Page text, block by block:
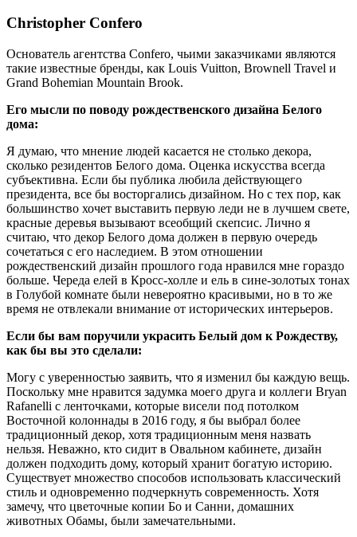
Christopher Confero
Основатель агентства Confero, чьими заказчиками являются
такие известные бренды, как Louis Vuitton, Brownell Travel и
Grand Bohemian Mountain Brook.
Его мысли по поводу рождественского дизайна Белого
дома:
Я думаю, что мнение людей касается не столько декора,
сколько резидентов Белого дома. Оценка искусства всегда
субъективна. Если бы публика любила действующего
президента, все бы восторгались дизайном. Но с тех пор, как
большинство хочет выставить первую леди не в лучшем свете,
красные деревья вызывают всеобщий скепсис. Лично я
считаю, что декор Белого дома должен в первую очередь
сочетаться с его наследием. В этом отношении
рождественский дизайн прошлого года нравился мне гораздо
больше. Череда елей в Кросс-холле и ель в сине-золотых тонах
в Голубой комнате были невероятно красивыми, но в то же
время не отвлекали внимание от исторических интерьеров.
Если бы вам поручили украсить Белый дом к Рождеству,
как бы вы это сделали:
Могу с уверенностью заявить, что я изменил бы каждую вещь.
Поскольку мне нравится задумка моего друга и коллеги Bryan
Rafanelli с ленточками, которые висели под потолком
Восточной колоннады в 2016 году, я бы выбрал более
традиционный декор, хотя традиционным меня назвать
нельзя. Неважно, кто сидит в Овальном кабинете, дизайн
должен подходить дому, который хранит богатую историю.
Существует множество способов использовать классический
стиль и одновременно подчеркнуть современность. Хотя
замечу, что цветочные копии Бо и Санни, домашних
животных Обамы, были замечательными.